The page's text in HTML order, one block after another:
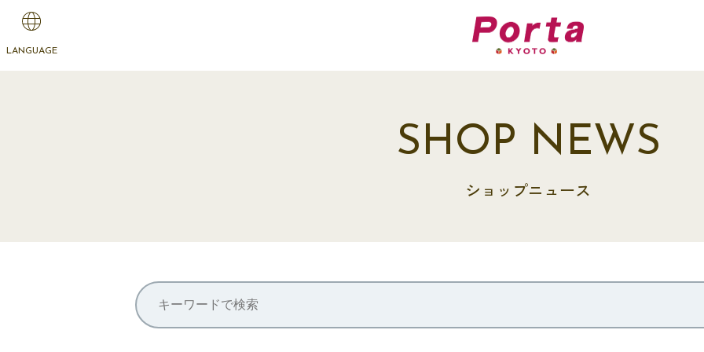
LANGUAGE
SHOP NEWS
ショップニュース